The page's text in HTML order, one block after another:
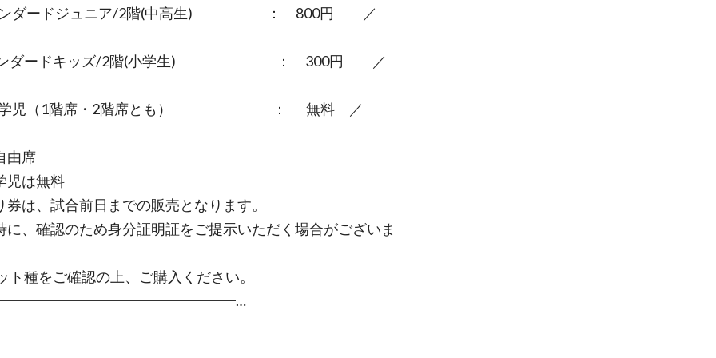
ンダードジュニア/2階(中高生) ： 800円 ／
ンダードキッズ/2階(小学生) ： 300円 ／
学児（1階席・2階席とも） ： 無料 ／
由席
児は無料
は、試合前日までの販売となります。
、確認のため身分証明証をご提示いただく場合がございま
種をご確認の上、ご購入ください。